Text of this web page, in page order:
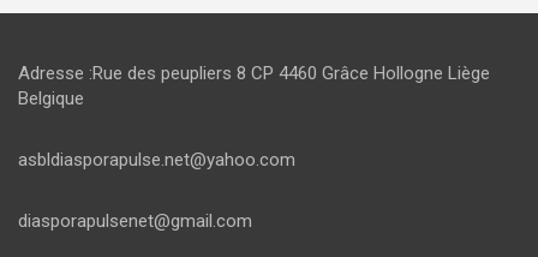
Adresse :Rue des peupliers 8 CP 4460 Grâce Hollogne Liège
Belgique
asbldiasporapulse.net@yahoo.com
diasporapulsenet@gmail.com